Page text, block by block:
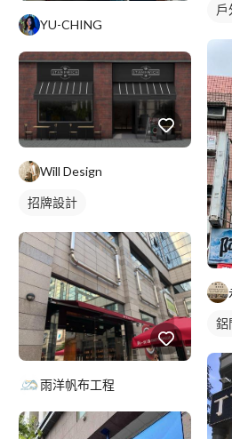
YU-CHING
Will Design
招牌設計
雨洋帆布工程
鋁